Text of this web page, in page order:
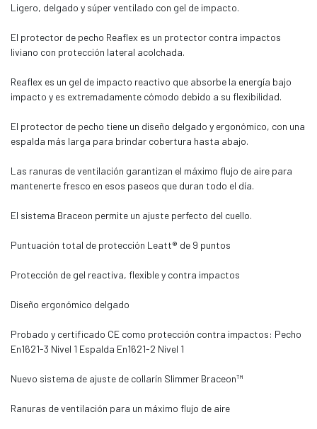
Ligero, delgado y súper ventilado con gel de impacto.
El protector de pecho Reaflex es un protector contra impactos
liviano con protección lateral acolchada.
Reaflex es un gel de impacto reactivo que absorbe la energía bajo
impacto y es extremadamente cómodo debido a su flexibilidad.
El protector de pecho tiene un diseño delgado y ergonómico, con una
espalda más larga para brindar cobertura hasta abajo.
Las ranuras de ventilación garantizan el máximo flujo de aire para
mantenerte fresco en esos paseos que duran todo el día.
El sistema Braceon permite un ajuste perfecto del cuello.
Puntuación total de protección Leatt® de 9 puntos
Protección de gel reactiva, flexible y contra impactos
Diseño ergonómico delgado
Probado y certificado CE como protección contra impactos: Pecho
En1621-3 Nivel 1 Espalda En1621-2 Nivel 1
Nuevo sistema de ajuste de collarín Slimmer Braceon™
Ranuras de ventilación para un máximo flujo de aire